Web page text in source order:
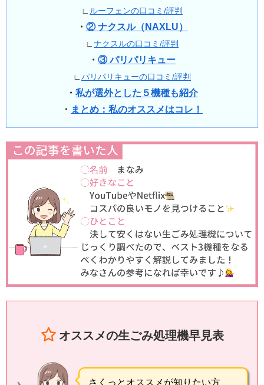
∟ルーフェンの口コミ/評判
・ ② ナクスル（NAXLU）
∟ナクスルの口コミ/評判
・ ③ パリパリキュー
∟パリパリキューの口コミ/評判
・ 私が選外とした５機種も紹介
・ まとめ：私のオススメはコレ！
オススメの生ごみ処理機早見表
さくっとオススメが知りたい方